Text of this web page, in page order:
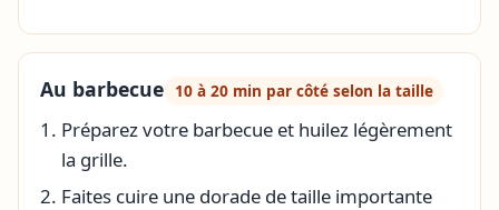
Au barbecue 10 à 20 min par côté selon la taille
Préparez votre barbecue et huilez légèrement
la grille.
Faites cuire une dorade de taille importante